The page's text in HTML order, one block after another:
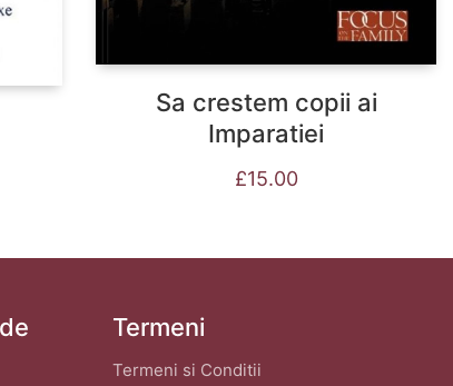
Sa crestem copii ai
Imparatiei
£15.00
Termeni
Termeni si Conditii